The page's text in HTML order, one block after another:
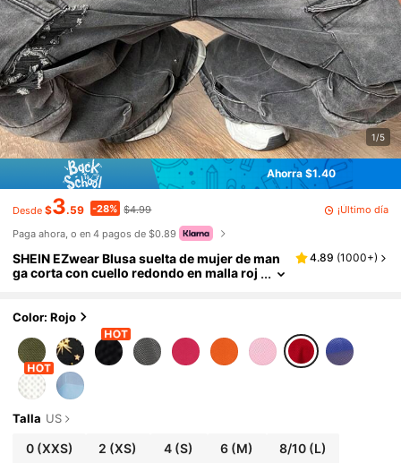
1/5
Ahorra $1.40
Desde $3.59 -28% $4.99
¡Último día
Paga ahora, o en 4 pagos de $0.89
SHEIN EZwear Blusa suelta de mujer de man
ga corta con cuello redondo en malla roj
4.89 (1000+)
Color: Rojo
Talla US
0(XXS) 2 (XS) 4 (S) 6 (M) 8/10 (L)